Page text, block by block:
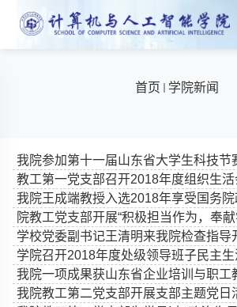
首页 学院新闻
教工第一党支部召开2018年度组织生活
学院召开2018年度处级领导班子民主
我院教工第二党支部开展支部主题党日